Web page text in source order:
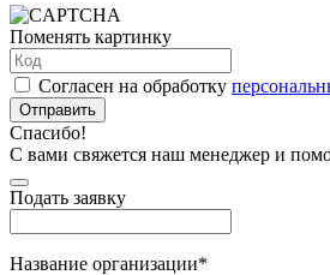
Поменять картинку
Согласен на обработку
Отправить
Спасибо!
С вами свяжется наш менеджер и
Подать заявку
Название организации*